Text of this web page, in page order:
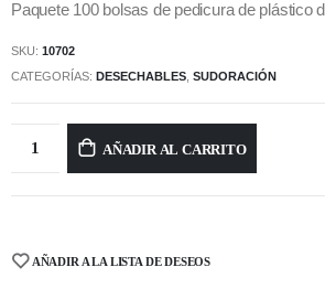
Paquete 100 bolsas de pedicura de plástico
SKU: 10702
CATEGORÍAS: DESECHABLES SUDORACIÓN
AÑADIR AL CARRITO
AÑADIR A LA LISTA DE DESEOS